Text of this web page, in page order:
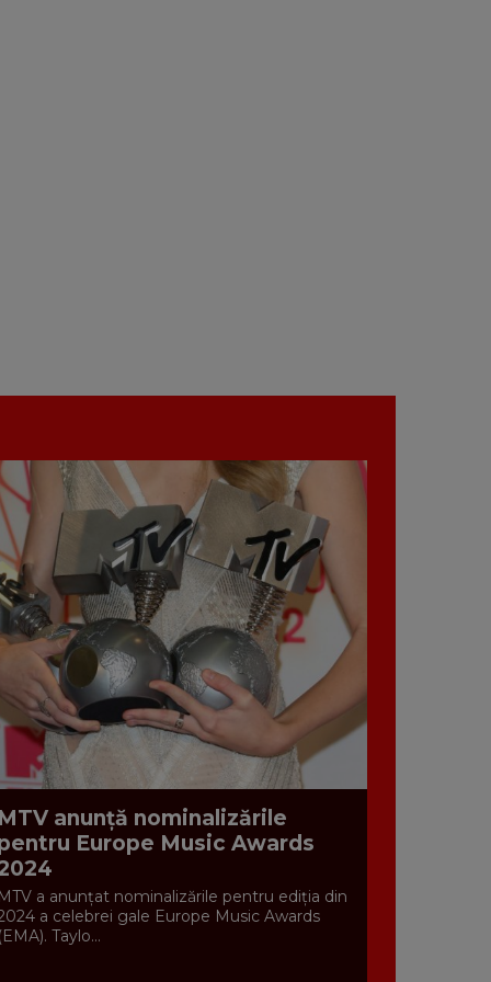
MTV anunță nominalizările
Europe Music Awards
MTV a anunțat nominalizările pentru ediția din
a celebrei gale Europe Music Awards
(EMA). Taylo...